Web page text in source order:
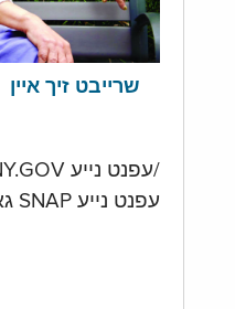
שרייבט זיך איין
/עפנט נייע NY.GOV אגסקאהאל
עפנט נייע SNAP גאס אקאונט